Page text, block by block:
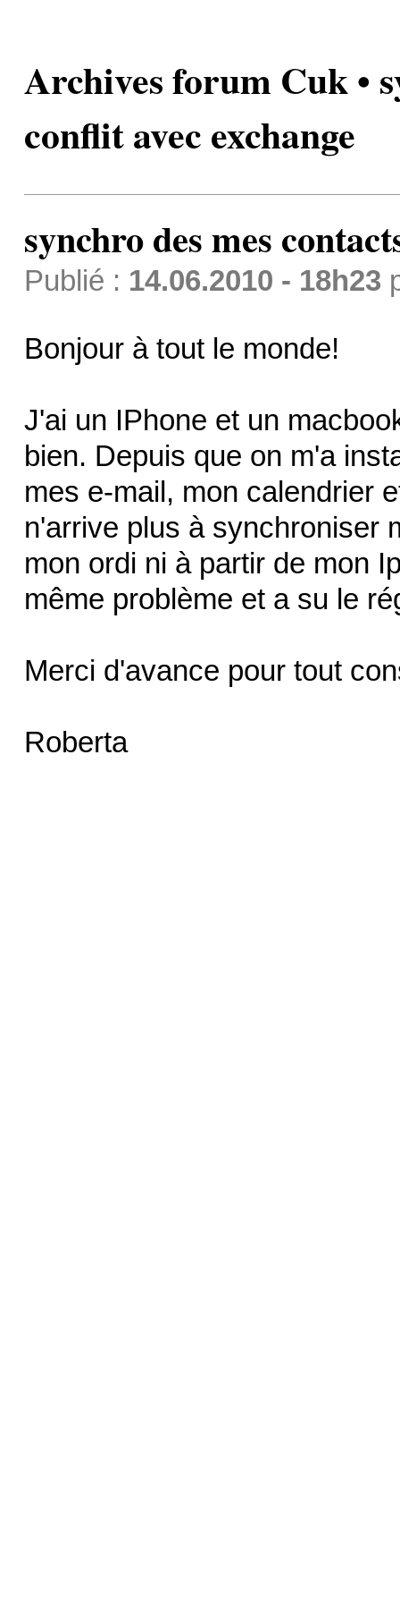
Archives forum Cuk •
conflit avec exchange
synchro des mes
Publié : 14.06.2010 - 18h23
Bonjour à tout le monde!
J'ai un IPhone et un
bien. Depuis que on m'a
mes e-mail, mon calendrier
n'arrive plus à synchroniser
mon ordi ni à partir de mon
même problème et a su le
Merci d'avance pour tout
Roberta